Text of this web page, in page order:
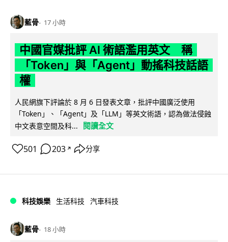
藍骨 17 小時
中國官媒批評 AI 術語濫用英文 稱
「Token」與「Agent」動搖科技話語
權
人民網旗下評論於 8 月 6 日發表文章，批評中國廣泛使用
「Token」、「Agent」及「LLM」等英文術語，認為做法侵蝕
中文表意空間及科...
閱讀全文
501 203 ↗ 分享
科技娛樂 生活科技 汽車科技
藍骨 18 小時